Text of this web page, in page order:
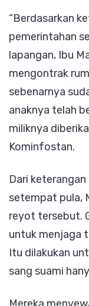
“Berdasarkan
pemerintahan
lapangan, Ibu
mengontrak
sebenarnya
anaknya telah
miliknya
Kominfostan.
Dari
setempat pula,
reyot tersebut.
untuk menjaga
Itu dilakukan
sang suami